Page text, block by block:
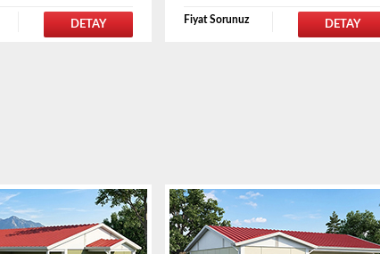
DETAY Fiyat Sorunuz DETAY